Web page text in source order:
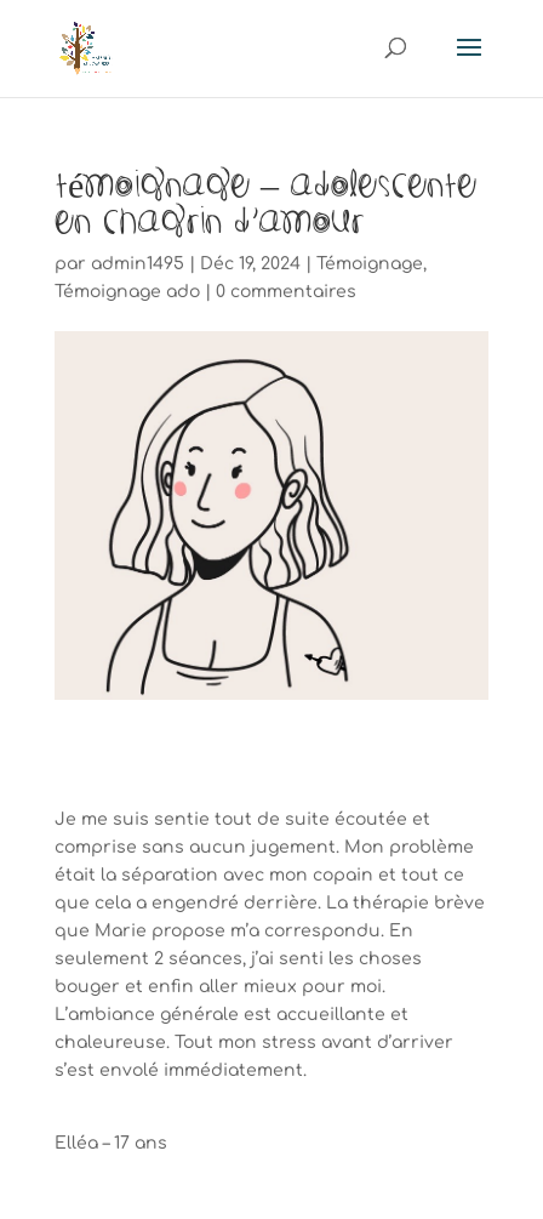
Témoignage – Adolescente
en chagrin d’amour
par admin1495 Déc 19, 2024| Témoignage,
Témoignage ado| 0 commentaires
Je me suis sentie tout de suite écoutée et
comprise sans aucun jugement. Mon problème
était la séparation avec mon copain et tout ce
que cela a engendré derrière. La thérapie brève
que Marie propose m’a correspondu. En
seulement 2 séances, j’ai senti les choses
bouger et enfin aller mieux pour moi.
L’ambiance générale est accueillante et
chaleureuse. Tout mon stress avant d’arriver
s’est envolé immédiatement.
Elléa – 17 ans